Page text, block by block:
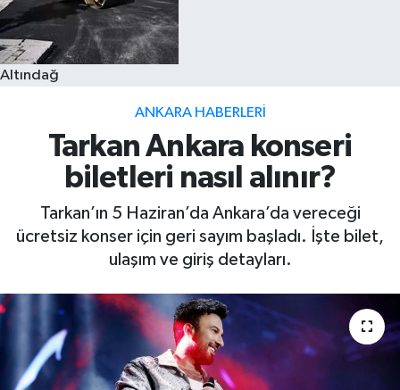
Altındağ
ANKARA HABERLERI
Tarkan Ankara konseri
biletleri nasıl alınır?
Tarkan’ın 5 Haziran’da Ankara’da vereceği
ücretsiz konser için geri sayım başladı. İşte bilet,
ulaşım ve giriş detayları.